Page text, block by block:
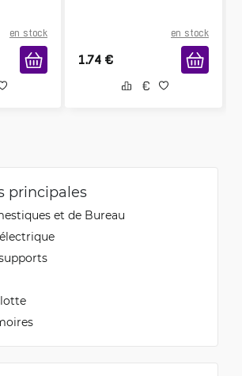
en stock en stock
1.74 €
principales
et de Bureau